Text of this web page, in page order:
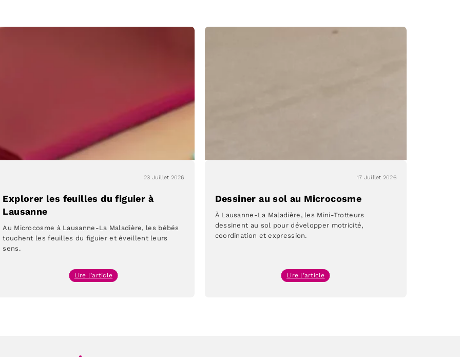
23 Juillet 2026
Explorer les feuilles du figuier à
Lausanne
Au Microcosme à Lausanne-La Maladière, les bébés
touchent les feuilles du figuier et éveillent leurs
sens.
Lire l’article:
17 Juillet 2026
Dessiner au sol au Microcosme
À Lausanne-La Maladière, les Mini-Trotteurs
dessinent au sol pour développer motricité,
coordination et expression.
Lire l’article: